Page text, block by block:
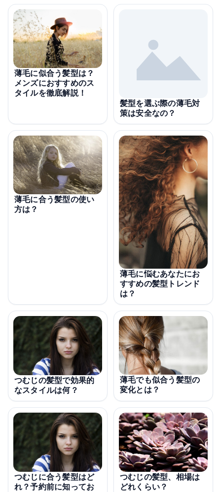
薄毛に似合う髪型は？
メンズにおすすめのス
タイルを徹底解説！
髪型を選ぶ際の薄毛対
策は安全なの？
薄毛に合う髪型の使い
方は？
薄毛に悩むあなたにお
すすめの髪型トレンド
は？
つむじの髪型で効果的
なスタイルは何？
薄毛でも似合う髪型の
変化とは？
つむじに合う髪型はど
れ？予約前に知ってお
つむじの髪型、相場は
どれくらい？